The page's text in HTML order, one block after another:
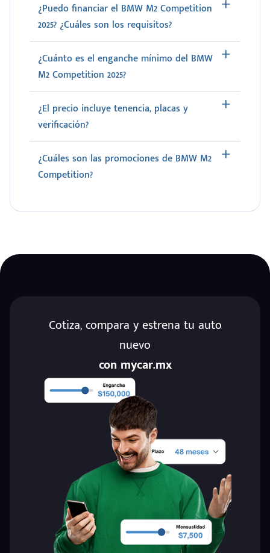
¿Puedo financiar el BMW M2 Competition
2025? ¿Cuáles son los requisitos?
¿Cuánto es el enganche mínimo del BMW
M2 Competition 2025?
¿El precio incluye tenencia, placas y
verificación?
¿Cuáles son las promociones de BMW M2
Competition?
Cotiza, compara y estrena tu auto
nuevo
con mycar.mx